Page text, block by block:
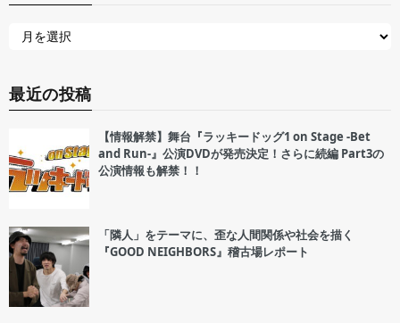
最近の投稿
【情報解禁】舞台『ラッキードッグ1 on Stage -Bet
and Run-』公演DVDが発売決定！さらに続編 Part3の
公演情報も解禁！！
「隣人」をテーマに、歪な人間関係や社会を描く
『GOOD NEIGHBORS』稽古場レポート